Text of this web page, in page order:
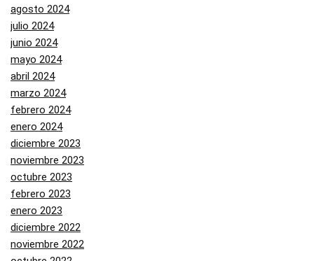
agosto 2024
julio 2024
junio 2024
mayo 2024
abril 2024
marzo 2024
febrero 2024
enero 2024
diciembre 2023
noviembre 2023
octubre 2023
febrero 2023
enero 2023
diciembre 2022
noviembre 2022